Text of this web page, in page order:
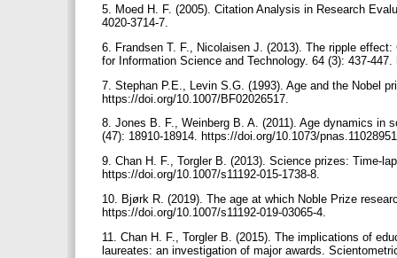
5. Moed H. F. (2005). Citation Analysis in Research
4020-3714-7.
6. Frandsen T. F., Nicolaisen J. (2013). The ripple
for Information Science and Technology. 64 (3): 437-
7. Stephan P.E., Levin S.G. (1993). Age and the Nobel
https://doi.org/10.1007/BF02026517.
8. Jones B. F., Weinberg B. A. (2011). Age dynamics in
(47): 18910-18914. https://doi.org/10.1073/
9. Chan H. F., Torgler B. (2013). Science prizes: Time-
https://doi.org/10.1007/s11192-015-1738-8.
10. Bjørk R. (2019). The age at which Noble Prize
https://doi.org/10.1007/s11192-019-03065-4.
11. Chan H. F., Torgler B. (2015). The implications of
laureates: an investigation of major awards.